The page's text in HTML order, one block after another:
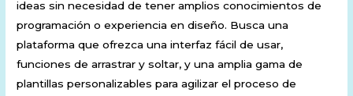
ideas sin necesidad de tener amplios conocimientos de
programación o experiencia en diseño. Busca una
plataforma que ofrezca una interfaz fácil de usar,
funciones de arrastrar y soltar, y una amplia gama de
plantillas personalizables para agilizar el proceso de